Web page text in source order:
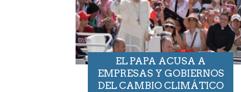
EL PAPA ACUSA A
EMPRESAS Y GOBIERNOS
DEL CAMBIO CLIMÁTICO